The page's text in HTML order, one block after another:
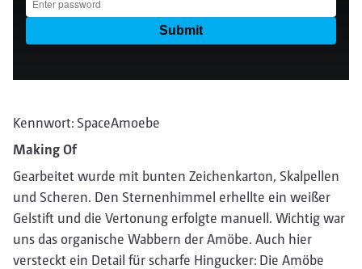
Kennwort: SpaceAmoebe
Making Of
Gearbeitet wurde mit bunten Zeichenkarton, Skalpellen
und Scheren. Den Sternenhimmel erhellte ein weißer
Gelstift und die Vertonung erfolgte manuell. Wichtig war
uns das organische Wabbern der Amöbe. Auch hier
versteckt ein Detail für scharfe Hingucker: Die Amöbe